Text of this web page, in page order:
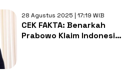
28 Agustus 2025 | 17:19 WIB
CEK FAKTA: Benarkah
Prabowo Klaim Indonesia